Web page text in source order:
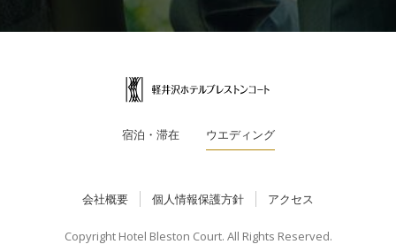
宿泊・滞在 ウエディング
会社概要 個人情報保護方針 アクセス
Copyright Hotel Bleston Court. All Rights Reserved.